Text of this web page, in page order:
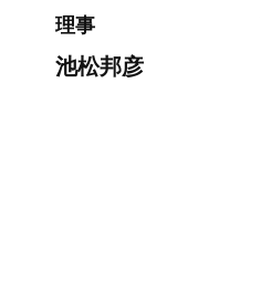
理事
池松邦彦